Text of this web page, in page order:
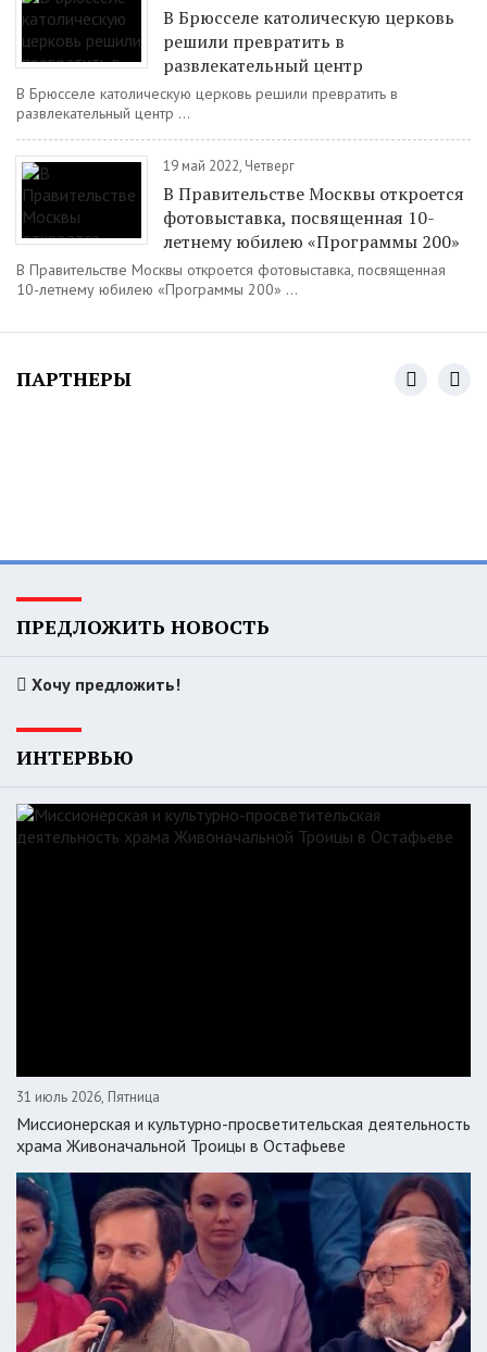
В Брюсселе католическую церковь
решили превратить в
развлекательный центр
В Брюсселе католическую церковь решили превратить в
развлекательный центр ...
19 май 2022, Четверг
В Правительстве Москвы откроется
фотовыставка, посвященная 10-
летнему юбилею «Программы 200»
В Правительстве Москвы откроется фотовыставка, посвященная
10-летнему юбилею «Программы 200» ...
ПАРТНЕРЫ
ПРЕДЛОЖИТЬ НОВОСТЬ
Хочу предложить!
ИНТЕРВЬЮ
31 июль 2026, Пятница
Миссионерская и культурно-просветительская деятельность
храма Живоначальной Троицы в Остафьеве